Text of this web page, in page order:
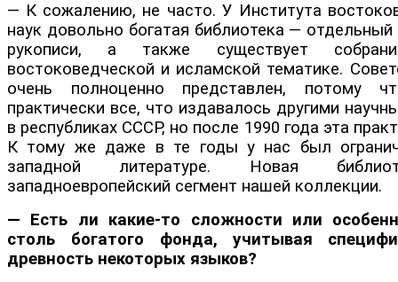
— К сожалению, не часто. У Института
наук довольно богатая библиотека —
рукописи, а также существует
востоковедческой и исламской тематике.
очень полноценно представлен, потому
практически все, что издавалось другими
в республиках СССР, но после 1990 года эта
К тому же даже в те годы у нас был
западной литературе. Новая
западноевропейский сегмент нашей коллекции.
— Есть ли какие-то сложности или
столь богатого фонда, учитывая
древность некоторых языков?